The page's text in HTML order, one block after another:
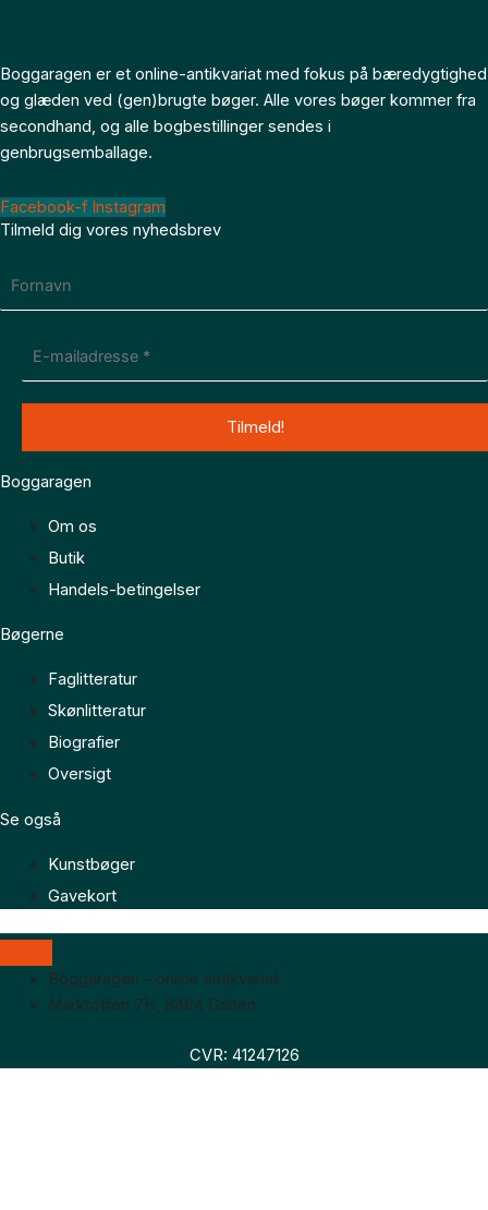
Boggaragen er et online-antikvariat med fokus på bæredygtighed
og glæden ved (gen)brugte bøger. Alle vores bøger kommer fra
secondhand, og alle bogbestillinger sendes i
genbrugsemballage.
Facebook-f Instagram
Tilmeld dig vores nyhedsbrev
Boggaragen
Om os
Butik
Handels-betingelser
Bøgerne
Faglitteratur
Skønlitteratur
Biografier
Oversigt
Se også
Kunstbøger
Gavekort
Boggaragen – online antikvariat
Marktoften 7H, 8464 Galten
CVR: 41247126